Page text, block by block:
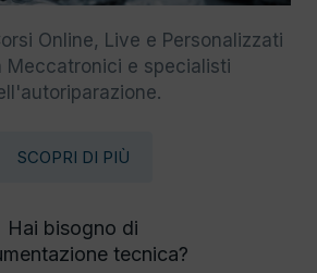
Online, Live e Personalizzati
Meccatronici e specialisti
SCOPRI DI PIÙ
Hai bisogno di
tecnica?